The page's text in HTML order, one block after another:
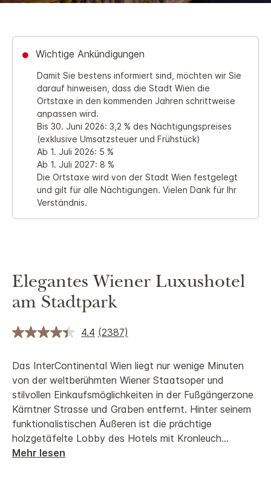
Wichtige Ankündigungen
Damit Sie bestens informiert sind, möchten wir Sie
darauf hinweisen, dass die Stadt Wien die
Ortstaxe in den kommenden Jahren schrittweise
anpassen wird.
Bis 30. Juni 2026: 3,2 % des Nächtigungspreises
(exklusive Umsatzsteuer und Frühstück)
Ab 1. Juli 2026: 5 %
Ab 1. Juli 2027: 8 %
Die Ortstaxe wird von der Stadt Wien festgelegt
und gilt für alle Nächtigungen. Vielen Dank für Ihr
Verständnis.
Elegantes Wiener Luxushotel
am Stadtpark
4.4 (2387)
Das InterContinental Wien liegt nur wenige Minuten
von der weltberühmten Wiener Staatsoper und
stilvollen Einkaufsmöglichkeiten in der Fußgängerzone
Kärntner Strasse und Graben entfernt. Hinter seinem
funktionalistischen Äußeren ist die prächtige
holzgetäfelte Lobby des Hotels mit Kronleuch...
Mehr lesen